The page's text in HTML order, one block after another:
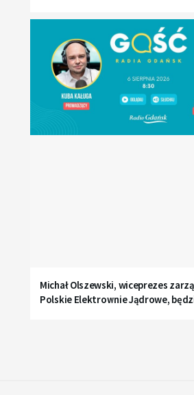
Michał Olszewski, wiceprezes
Polskie Elektrownie Jądrowe,